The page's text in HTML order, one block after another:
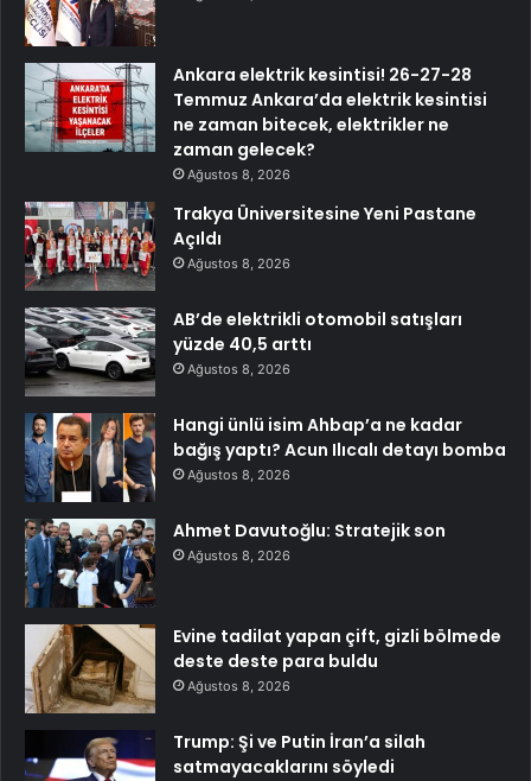
Ankara elektrik kesintisi! 26-27-28
Temmuz Ankara’da elektrik kesintisi
ne zaman bitecek, elektrikler ne
zaman gelecek?
Ağustos 8, 2026
Trakya Üniversitesine Yeni Pastane
Açıldı
Ağustos 8, 2026
AB’de elektrikli otomobil satışları
yüzde 40,5 arttı
Ağustos 8, 2026
Hangi ünlü isim Ahbap’a ne kadar
bağış yaptı? Acun Ilıcalı detayı bomba
Ağustos 8, 2026
Ahmet Davutoğlu: Stratejik son
Ağustos 8, 2026
Evine tadilat yapan çift, gizli bölmede
deste deste para buldu
Ağustos 8, 2026
Trump: Şi ve Putin İran’a silah
satmayacaklarını söyledi